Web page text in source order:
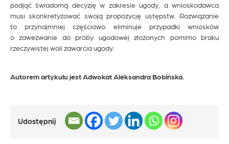
podjąć świadomą decyzję w zakresie ugody, a wnioskodawca
musi skonkretyzować swoją propozycję ustępstw. Rozwiązanie
to przynajmniej częściowo eliminuje przypadki wniosków
o zawezwanie do próby ugodowej złożonych pomimo braku
rzeczywistej woli zawarcia ugody.
Autorem artykułu jest Adwokat Aleksandra Bobińska.
Udostępnij